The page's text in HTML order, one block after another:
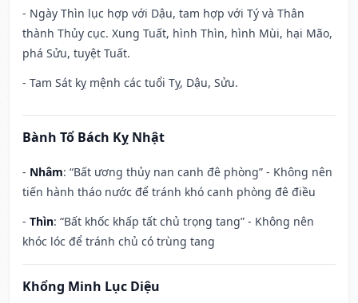
- Ngày Thìn lục hợp với Dậu, tam hợp với Tý và Thân
thành Thủy cục. Xung Tuất, hình Thìn, hình Mùi, hại Mão,
phá Sửu, tuyệt Tuất.
- Tam Sát kỵ mệnh các tuổi Tỵ, Dậu, Sửu.
Bành Tổ Bách Kỵ Nhật
- Nhâm: “Bất ương thủy nan canh đê phòng” - Không nên
tiến hành tháo nước để tránh khó canh phòng đê điều
- Thìn: “Bất khốc khấp tất chủ trọng tang” - Không nên
khóc lóc để tránh chủ có trùng tang
Khổng Minh Lục Diệu